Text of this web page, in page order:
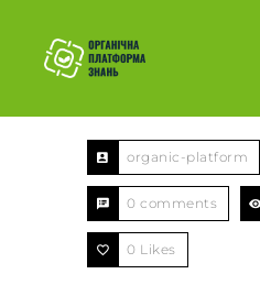
organic-platform
0 comments
0 Likes